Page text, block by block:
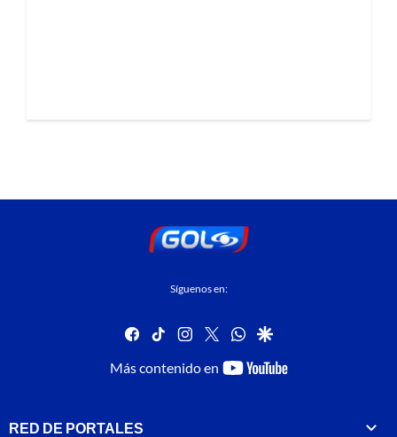
Síguenos en:
facebook
tiktok instagram
twitterwhatsapp
google
Más contenido en
youtube-
RED DE PORTALES